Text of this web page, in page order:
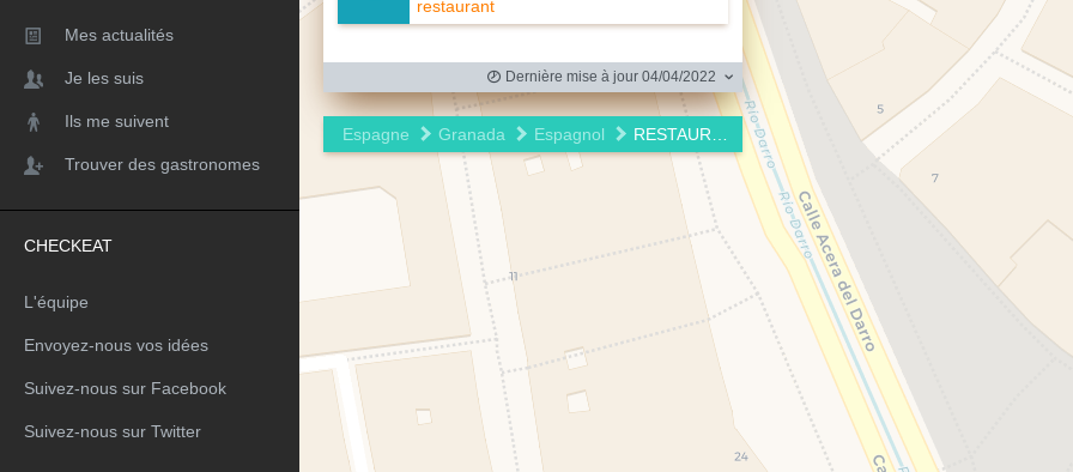
Mes actualités
Je les suis
Ils me suivent
Trouver des gastronomes
CHECKEAT
L'équipe
Envoyez-nous vos idées
Suivez-nous sur Facebook
Suivez-nous sur Twitter
restaurant
Dernière mise à jour 04/04/2022
Espagne Granada Espagnol